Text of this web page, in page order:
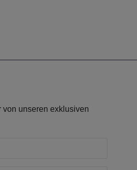
von unseren exklusiven